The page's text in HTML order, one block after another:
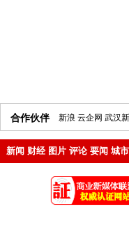
合作伙伴 新浪 云企网 武汉
新闻 财经 图片 评论 要闻 城